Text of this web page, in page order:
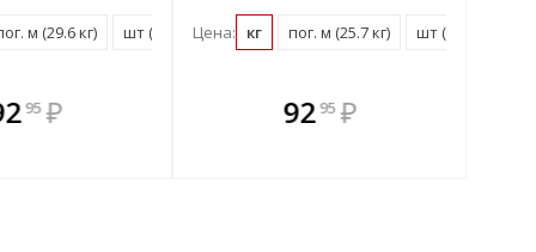
м (29.6 кг) шт (355.2 кг)
95 ₽
В комплекте
всегда выгоднее!
Цена: кг пог. м (25.7 кг) шт (308.4 кг)
комплекте
выгоднее!
9295 ₽